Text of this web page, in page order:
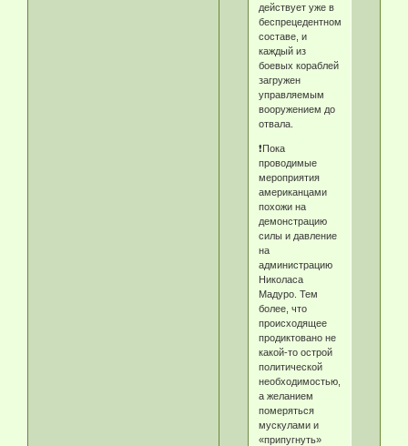
действует уже в
беспрецедентном
составе, и
каждый из
боевых кораблей
загружен
управляемым
вооружением до
отвала.
❗️Пока
проводимые
мероприятия
американцами
похожи на
демонстрацию
силы и давление
на
администрацию
Николаса
Мадуро. Тем
более, что
происходящее
продиктовано не
какой-то острой
политической
необходимостью,
а желанием
померяться
мускулами и
«припугнуть»